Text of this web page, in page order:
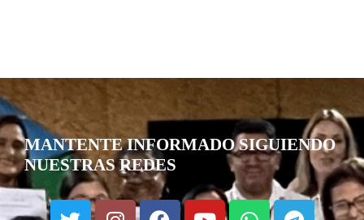
MANTENTE INFORMADO SIGUIENDO
NUESTRAS REDES